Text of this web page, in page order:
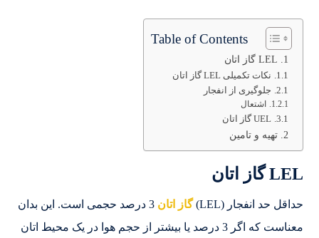
Table of Contents
LEL گاز اتان
نکات تکمیلی LEL گاز اتان
جلوگیری از انفجار
اشتعال
UEL گاز اتان
تهیه و تامین
LEL گاز اتان
حداقل حد انفجار (LEL) گاز اتان
3 درصد حجمی است. این بدان
معناست که اگر 3 درصد یا بیشتر از حجم هوا در یک محیط اتان